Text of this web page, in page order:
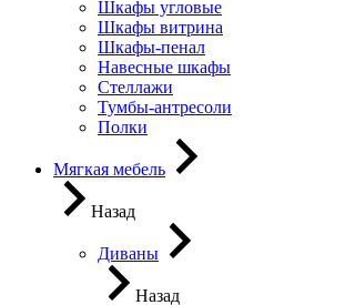
Шкафы угловые
Шкафы витрина
Шкафы-пенал
Навесные шкафы
Стеллажи
Тумбы-антресоли
Полки
Мягкая мебель
Назад
Диваны
Назад